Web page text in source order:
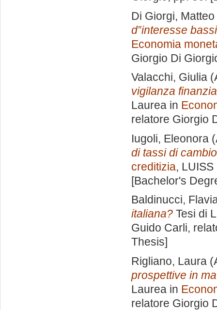
Di Giorgi, Matteo
d‟interesse
Economia
Giorgio Di
Valacchi, Giulia
vigilanza
Laurea in
relatore Giorgio
Iugoli, Eleonora
di tassi di
creditizia,
[Bachelor's
Baldinucci,
italiana? Tesi di
Guido Carli,
Thesis]
Rigliano, Laura
prospettive in
Laurea in
relatore Giorgio